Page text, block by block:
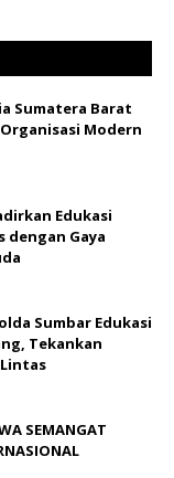
Sumatera Barat
Modern
Edukasi
dengan Gaya
Sumbar Edukasi
Tekankan
SEMANGAT